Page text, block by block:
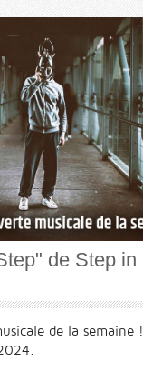
de Step in
de la semaine !